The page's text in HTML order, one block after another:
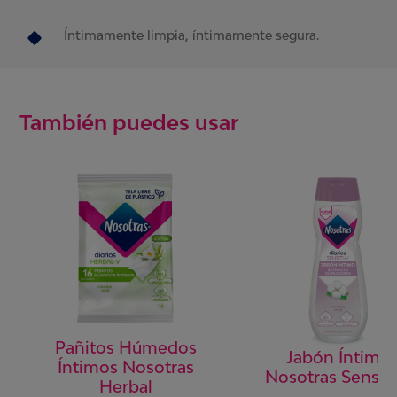
Íntimamente limpia, íntimamente segura.
También puedes usar
Pañitos Húmedos
Íntimos Nosotras
Herbal
Jabón Íntimo
Nosotras